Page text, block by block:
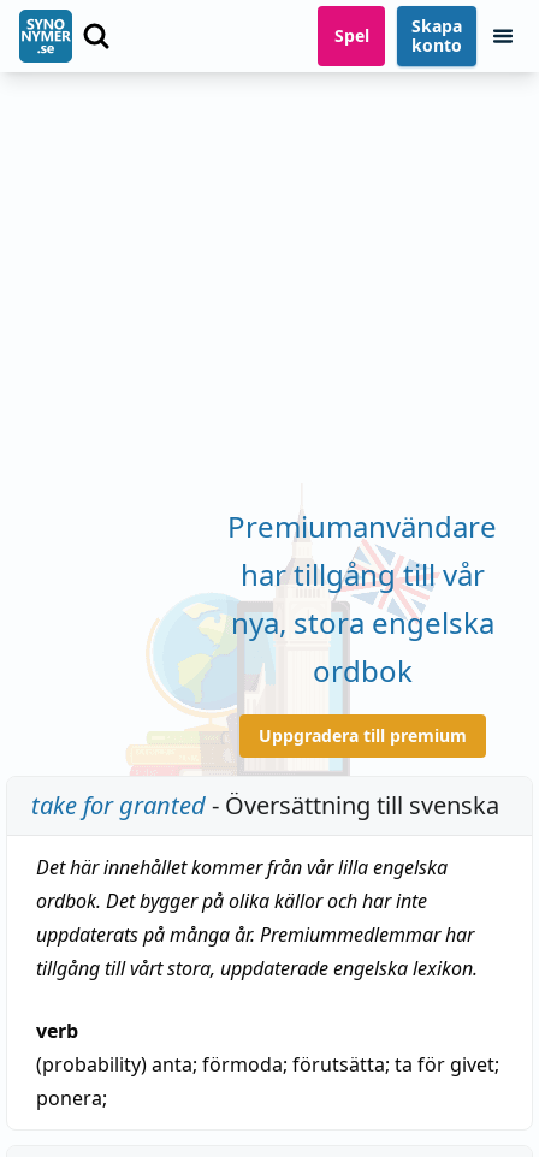
Spel
Skapa
konto
Premiumanvändare
har tillgång till vår
nya, stora engelska
ordbok
Uppgradera till premium
take for granted- Översättning till svenska
Det här innehållet kommer från vår lilla engelska
ordbok. Det bygger på olika källor och har inte
uppdaterats på många år. Premiummedlemmar har
tillgång till vårt stora, uppdaterade engelska lexikon.
verb
(probability)anta; förmoda; förutsätta; ta för givet;
ponera;